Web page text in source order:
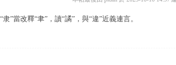
隶”當改釋“聿”，讀“譎”，與“違”近義連言。